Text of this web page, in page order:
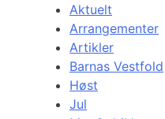
Aktuelt
Arrangementer
Artikler
Barnas Vestfold
Høst
Jul